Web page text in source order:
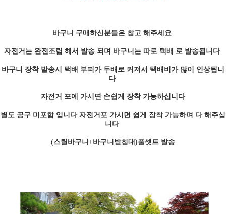
바구니 구매하신분들은 참고 해주세요
자전거는 완전조립 해서 발송 되며 바구니는 따로 택배 로 발송됩니다
바구니 장착 발송시 택배 부피가 두배로 커져서 택배비가 많이 인상됩니
다
자전거 포에 가시면 손쉽게 장착 가능하십니다
별도 공구 미포함 입니다 자전거포 가시면 쉽게 장착 가능하며 다 해주십
니다
(스틸바구니+바구니받침대)풀셋트 발송